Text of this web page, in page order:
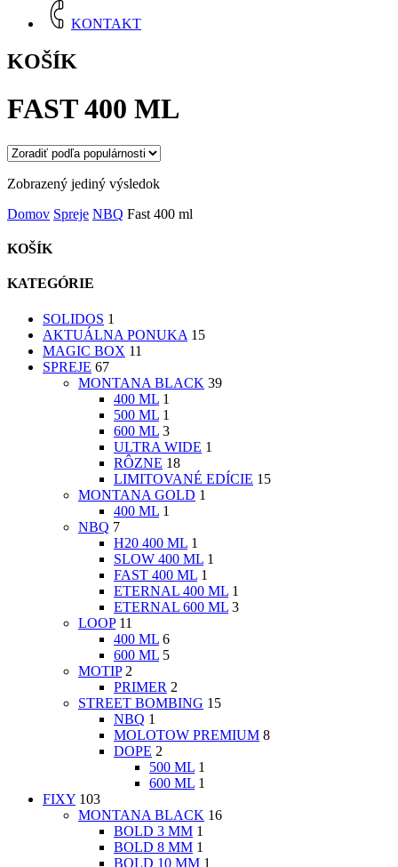
KONTAKT
KOŠÍK
FAST 400 ML
Zobrazený jediný výsledok
Domov Spreje NBQ Fast 400 ml
KOŠÍK
KATEGÓRIE
SOLIDOS 1
AKTUÁLNA PONUKA 15
MAGIC BOX 11
SPREJE 67
MONTANA BLACK 39
400 ML 1
500 ML 1
600 ML 3
ULTRA WIDE 1
RÔZNE 18
LIMITOVANÉ EDÍCIE 15
MONTANA GOLD 1
400 ML 1
NBQ 7
H20 400 ML 1
SLOW 400 ML 1
FAST 400 ML 1
ETERNAL 400 ML 1
ETERNAL 600 ML 3
LOOP 11
400 ML 6
600 ML 5
MOTIP 2
PRIMER 2
STREET BOMBING 15
NBQ 1
MOLOTOW PREMIUM 8
DOPE 2
500 ML 1
600 ML 1
FIXY 103
MONTANA BLACK 16
BOLD 3 MM 1
BOLD 8 MM 1
BOLD 10 MM 1